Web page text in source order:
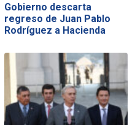
Gobierno descarta
regreso de Juan Pablo
Rodríguez a Hacienda